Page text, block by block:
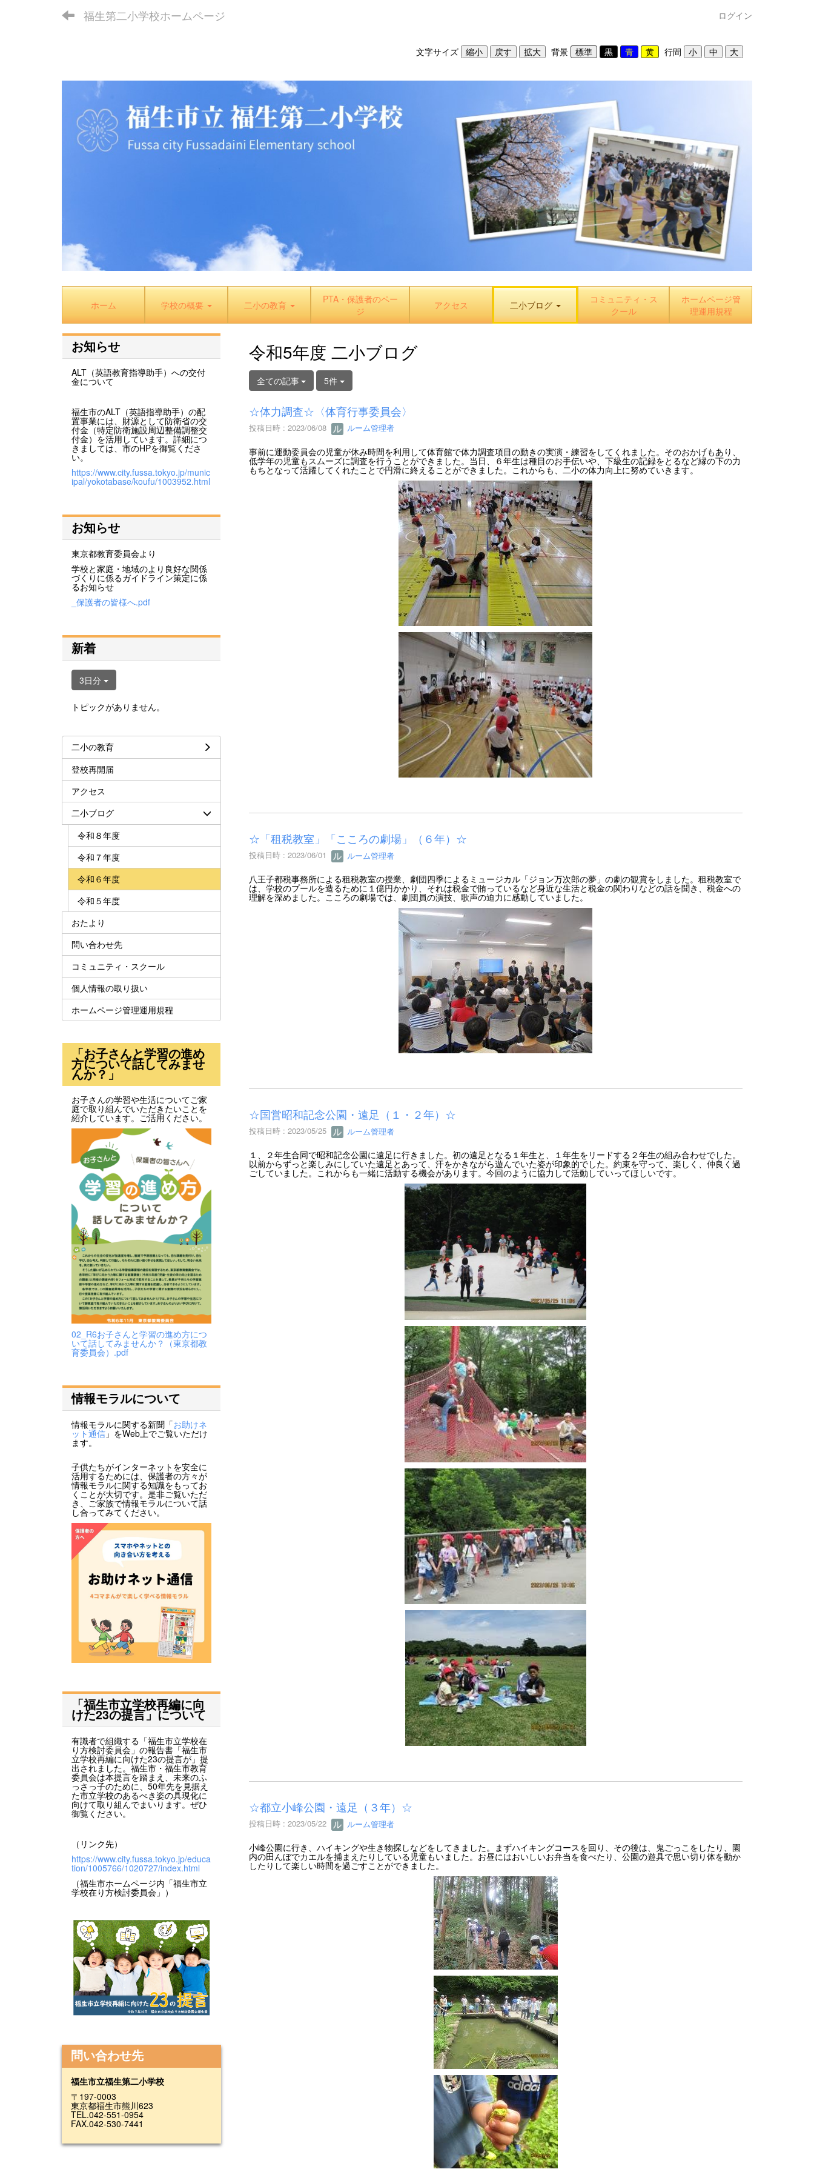
福生第二小学校ホームページ ログイン
文字サイズ 背景 行間
ホーム 学校の概要 二小の教育
PTA・保護者のペー
ジ
アクセス 二小ブログ
コミュニティ・ス
クール
ホームページ管
理運用規程
令和5年度 二小ブログ
全ての記事 5件
☆体力調査☆〈体育行事委員会〉
投稿日時 : 2023/06/08 ルーム管理者
事前に運動委員会の児童が休み時間を利用して体育館で体力調査項目の動きの実演・練習をしてくれました。そのおかげもあり、
低学年の児童もスムーズに調査を行うことができました。当日、６年生は種目のお手伝いや、下級生の記録をとるなど縁の下の力
もちとなって活躍してくれたことで円滑に終えることができました。これからも、二小の体力向上に努めていきます。
☆「租税教室」「こころの劇場」（６年）☆
投稿日時 : 2023/06/01 ルーム管理者
八王子都税事務所による租税教室の授業、劇団四季によるミュージカル「ジョン万次郎の夢」の劇の観賞をしました。租税教室で
は、学校のプールを造るために１億円かかり、それは税金で賄っているなど身近な生活と税金の関わりなどの話を聞き、税金への
理解を深めました。こころの劇場では、劇団員の演技、歌声の迫力に感動していました。
☆国営昭和記念公園・遠足（１・２年）☆
投稿日時 : 2023/05/25 ルーム管理者
１、２年生合同で昭和記念公園に遠足に行きました。初の遠足となる１年生と、１年生をリードする２年生の組み合わせでした。
以前からずっと楽しみにしていた遠足とあって、汗をかきながら遊んでいた姿が印象的でした。約束を守って、楽しく、仲良く過
ごしていました。これからも一緒に活動する機会があります。今回のように協力して活動していってほしいです。
☆都立小峰公園・遠足（３年）☆
投稿日時 : 2023/05/22 ルーム管理者
小峰公園に行き、ハイキングや生き物探しなどをしてきました。まずハイキングコースを回り、その後は、鬼ごっこをしたり、園
内の田んぼでカエルを捕まえたりしている児童もいました。お昼にはおいしいお弁当を食べたり、公園の遊具で思い切り体を動か
したりして楽しい時間を過ごすことができました。
お知らせ
ALT（英語教育指導助手）への交付
金について
福生市のALT（英語指導助手）の配
置事業には、財源として防衛省の交
付金（特定防衛施設周辺整備調整交
付金）を活用しています。詳細につ
きましては、市のHPを御覧くださ
い。
https://www.city.fussa.tokyo.jp/munic
ipal/yokotabase/koufu/1003952.html
お知らせ
東京都教育委員会より
学校と家庭・地域のより良好な関係
づくりに係るガイドライン策定に係
るお知らせ
_保護者の皆様へ.pdf
新着
3日分
トピックがありません。
二小の教育
登校再開届
アクセス
二小ブログ
令和８年度
令和７年度
令和６年度
令和５年度
おたより
問い合わせ先
コミュニティ・スクール
個人情報の取り扱い
ホームページ管理運用規程
「お子さんと学習の進め
方について話してみませ
んか？」
お子さんの学習や生活についてご家
庭で取り組んでいただきたいことを
紹介しています。ご活用ください。
02_R6お子さんと学習の進め方につ
いて話してみませんか？（東京都教
育委員会）.pdf
情報モラルについて
情報モラルに関する新聞「お助けネ
ット通信 」をWeb上でご覧いただけ
ます。
子供たちがインターネットを安全に
活用するためには、保護者の方々が
情報モラルに関する知識をもってお
くことが大切です。是非ご覧いただ
き、ご家族で情報モラルについて話
し合ってみてください。
「福生市立学校再編に向
けた23の提言」について
有識者で組織する「福生市立学校在
り方検討委員会」の報告書「福生市
立学校再編に向けた23の提言が」提
出されました。福生市・福生市教育
委員会は本提言を踏まえ、未来のふ
っさっ子のために、50年先を見据え
た市立学校のあるべき姿の具現化に
向けて取り組んでまいります。ぜひ
御覧ください。
（リンク先）
https://www.city.fussa.tokyo.jp/educa
tion/1005766/1020727/index.html
（福生市ホームページ内「福生市立
学校在り方検討委員会」）
問い合わせ先
福生市立福生第二小学校
〒197-0003
東京都福生市熊川623
TEL.042-551-0954
FAX.042-530-7441